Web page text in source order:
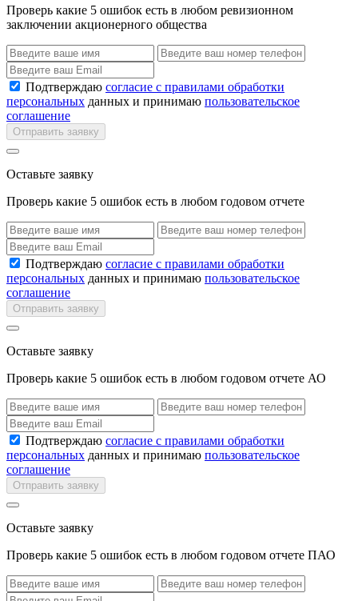
Проверь какие 5 ошибок есть в любом ревизионном
заключении акционерного общества
Подтверждаю согласие с правилами обработки
персональных данных и принимаю пользовательское
соглашение
Отправить заявку
Оставьте заявку
Проверь какие 5 ошибок есть в любом годовом отчете
Подтверждаю согласие с правилами обработки
персональных данных и принимаю пользовательское
соглашение
Отправить заявку
Оставьте заявку
Проверь какие 5 ошибок есть в любом годовом отчете АО
Подтверждаю согласие с правилами обработки
персональных данных и принимаю пользовательское
соглашение
Отправить заявку
Оставьте заявку
Проверь какие 5 ошибок есть в любом годовом отчете ПАО